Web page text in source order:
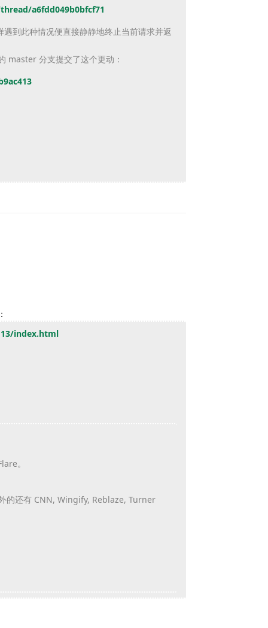
thread/a6fdd049b0bfcf71
到此种情况便直接静静地终止当前请求并返
master 分支提交了这个更动：
index.html
。
的还有 CNN, Wingify, Reblaze, Turner